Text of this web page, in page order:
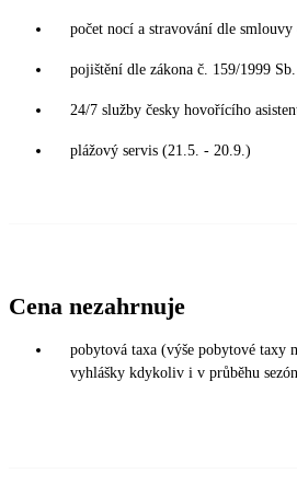
počet nocí a stravování dle smlouvy
pojištění dle zákona č. 159/1999 Sb.
24/7 služby česky hovořícího
plážový servis (21.5. - 20.9.)
Cena nezahrnuje
pobytová taxa (výše pobytové taxy
vyhlášky kdykoliv i v průběhu